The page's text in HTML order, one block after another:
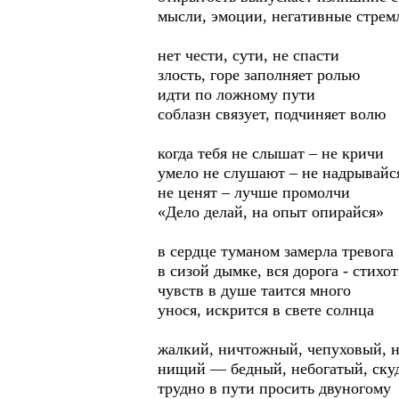
мысли, эмоции, негативные
нет чести, сути, не спасти
злость, горе заполняет ролью
идти по ложному пути
соблазн связует, подчиняет волю
когда тебя не слышат – не кричи
умело не слушают – не
не ценят – лучше промолчи
«Дело делай, на опыт опирайся»
в сердце туманом замерла тревога
в сизой дымке, вся дорога -
чувств в душе таится много
унося, искрится в свете солнца
жалкий, ничтожный, чепуховый,
нищий — бедный, небогатый,
трудно в пути просить двуногому